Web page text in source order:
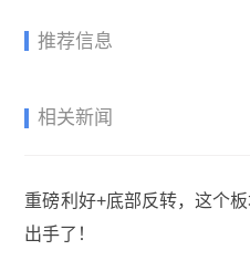
推荐信息
相关新闻
重磅利好+底部反转，这个
出手了！